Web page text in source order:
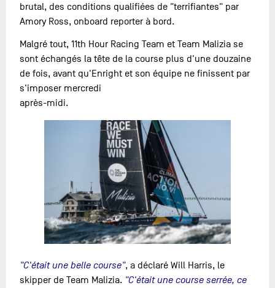
brutal, des conditions qualifiées de "terrifiantes" par
Amory Ross, onboard reporter à bord.
Malgré tout, 11th Hour Racing Team et Team Malizia se
sont échangés la tête de la course plus d'une douzaine
de fois, avant qu'Enright et son équipe ne finissent par
s'imposer mercredi
après-midi.
"C'était une belle course", a déclaré Will Harris, le
skipper de Team Malizia. "C'était une course serrée, ce